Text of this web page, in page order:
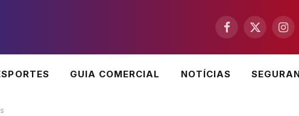
Facebook
X
GUIA COMERCIAL NOTÍCIAS